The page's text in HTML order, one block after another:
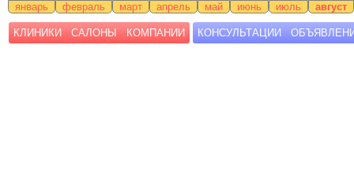
январь февраль март апрель май июнь июль август
КЛИНИКИ САЛОНЫ КОМПАНИИ КОНСУЛЬТАЦИИ